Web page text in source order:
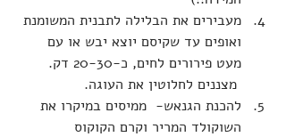
מעבירים את הבלילה לתבנית המשומנת
ואופים עד שקיסם יוצא יבש או עם
מעט פירורים לחים, כ-20-30 דק.
מצננים לחלוטין את העוגה.
להכנת הגנאש-  ממיסים במיקרו את
השוקולד המריר וקרם הקוקוס